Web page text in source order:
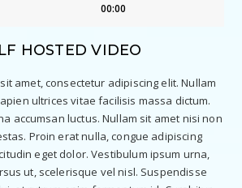
00:00
HOSTED VIDEO
amet, consectetur adipiscing elit. Nullam
ultrices vitae facilisis massa dictum.
accumsan luctus. Nullam sit amet nisi non
Proin erat nulla, congue adipiscing
eget dolor. Vestibulum ipsum urna,
ut, scelerisque vel nisl. Suspendisse